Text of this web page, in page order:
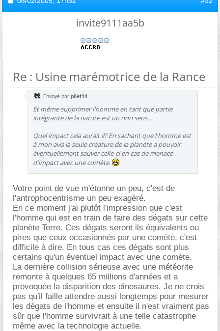
invite9111aa5b
Re : Usine marémotrice de la Rance
Envoyé par pilet14
Et même supprimer l'homme en tant que partie
intégrante de la nature est un non sens...
Quel impact cela aurait il? En sachant que l'homme est
à mon avis la seule créature de la planète a pouvoir
éventuellement sauver celle-ci en cas de menace
d'impact avec une comète.
Votre point de vue m'étonne un peu, c'est de
l'antrophocentrisme un peu exagéré.
En ce moment j'ai plutôt l'impression que c'est
l'homme qui est en train de faire des dégats sur cette
planète Terre. Ces dégats seront ils équivalents ou
pires que ceux occasionnés par une comète, c'est
difficile à dire. En tous cas ces dégats sont plus
certains qu'un éventuel impact avec une comète.
La dernière collision sérieuse avec une météorite
remonte à quelques 65 millions d'années et a
provoquée la disparition des dinosaures. Je ne crois
pas qu'il faille attendre aussi longtemps pour mesurer
les dégats de l'homme et ensuite il n'est vraiment pas
sûr que l'homme survivrait à une telle catastrophe
même avec la technologie actuelle.